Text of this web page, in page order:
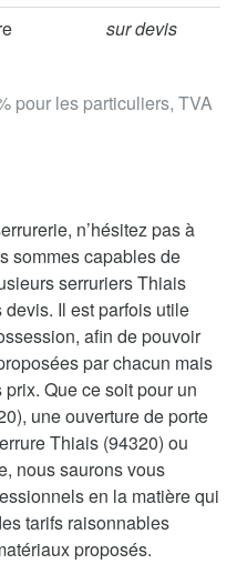
pour les particuliers, TVA
sur devis
n’hésitez pas à
sommes capables de
serruriers Thiais
devis. Il est parfois utile
afin de pouvoir
par chacun mais
Que ce soit pour un
une ouverture de porte
Thiais (94320) ou
nous saurons vous
en la matière qui
tarifs raisonnables
proposés.